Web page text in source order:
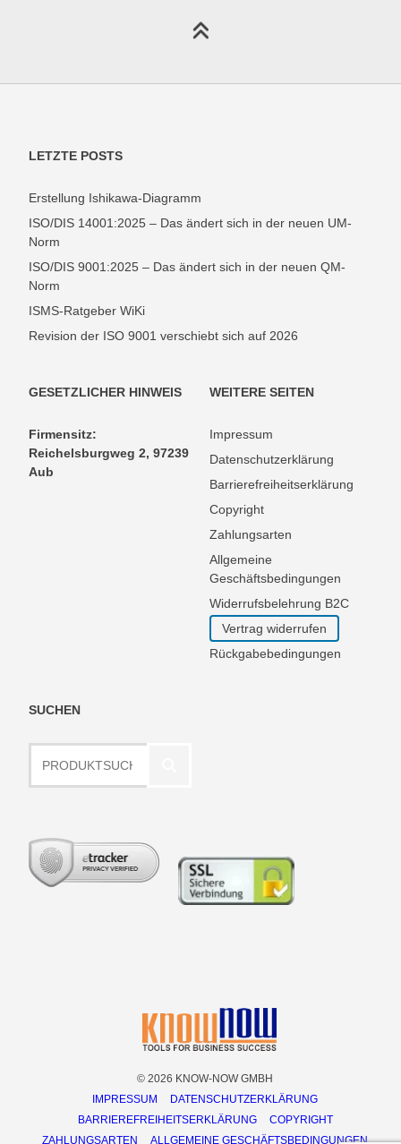
LETZTE POSTS
Erstellung Ishikawa-Diagramm
ISO/DIS 14001:2025 – Das ändert sich in der neuen UM-
Norm
ISO/DIS 9001:2025 – Das ändert sich in der neuen QM-
Norm
ISMS-Ratgeber WiKi
Revision der ISO 9001 verschiebt sich auf 2026
GESETZLICHER HINWEIS
Firmensitz:
Reichelsburgweg 2, 97239
Aub
WEITERE SEITEN
Impressum
Datenschutzerklärung
Barrierefreiheitserklärung
Copyright
Zahlungsarten
Allgemeine
Geschäftsbedingungen
Widerrufsbelehrung B2C
Vertrag widerrufen
Rückgabebedingungen
SUCHEN
© 2026 KNOW-NOW GMBH
IMPRESSUM
DATENSCHUTZERKLÄRUNG
BARRIEREFREIHEITSERKLÄRUNG
COPYRIGHT
ZAHLUNGSARTEN
ALLGEMEINE GESCHÄFTSBEDINGUNGEN